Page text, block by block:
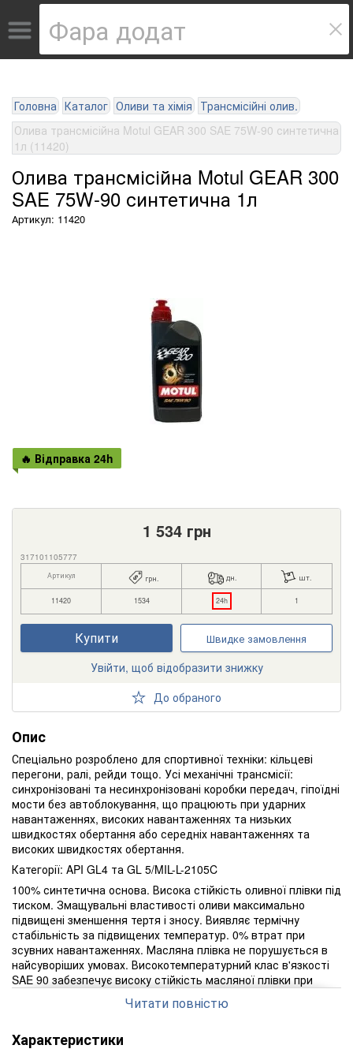
Головна Каталог Оливи та хімія Трансмісійні олив.
Олива трансмісійна Motul GEAR 300 SAE 75W-90 синтетична
1л (11420)
Олива трансмісійна Motul GEAR 300
SAE 75W-90 синтетична 1л
Артикул: 11420
🔥 Відправка 24h
1 534грн
317101105777
Артикул грн. дн. шт.
11420 1534 24h 1
Купити Швидке замовлення
Увійти, щоб відобразити знижку
До обраного
Опис
Спеціально розроблено для спортивної техніки: кільцеві
перегони, ралі, рейди тощо. Усі механічні трансмісії:
синхронізовані та несинхронізовані коробки передач, гіпоїдні
мости без автоблокування, що працюють при ударних
навантаженнях, високих навантаженнях та низьких
швидкостях обертання або середніх навантаженнях та
високих швидкостях обертання.
Категорії: API GL4 та GL 5/MIL-L-2105C
100% синтетична основа. Висока стійкість оливної плівки під
тиском. Змащувальні властивості оливи максимально
підвищені зменшення тертя і зносу. Виявляє термічну
стабільність за підвищених температур. 0% втрат при
зсувних навантаженнях. Масляна плівка не порушується в
найсуворіших умовах. Високотемпературний клас в'язкості
SAE 90 забезпечує високу стійкість масляної плівки при
високих температурах і зниження шуму в трансмісії.
Залишається досить рідким за низьких температур, для
Забезпечує простоту перемикання передач. Підходить для
Читати повністю
Характеристики